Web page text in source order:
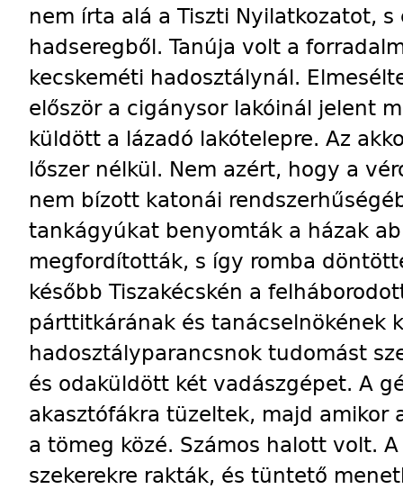
nem írta alá a Tiszti Nyilatkozatot,
hadseregből. Tanúja volt a
kecskeméti hadosztálynál.
először a cigánysor lakóinál jelent
küldött a lázadó lakótelepre. Az
lőszer nélkül. Nem azért, hogy a
nem bízott katonái
tankágyúkat benyomták a házak
megfordították, s így romba
később Tiszakécskén a
párttitkárának és tanácselnökének
hadosztályparancsnok tudomást
és odaküldött két vadászgépet. A
akasztófákra tüzeltek, majd amikor
a tömeg közé. Számos halott volt.
szekerekre rakták, és tüntető